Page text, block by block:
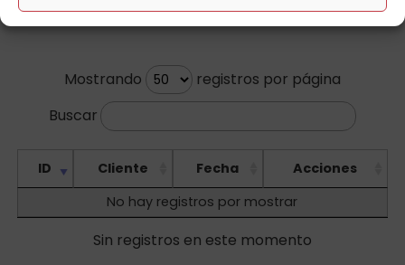
Mostrando
registros por página
Buscar
ID Cliente Fecha
Acciones
No hay registros por mostrar
Sin registros en este momento